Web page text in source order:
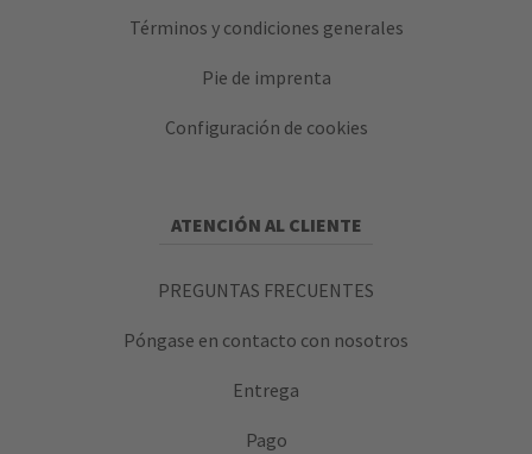
Términos y condiciones generales
Pie de imprenta
Configuración de cookies
ATENCIÓN AL CLIENTE
PREGUNTAS FRECUENTES
Póngase en contacto con nosotros
Entrega
Pago